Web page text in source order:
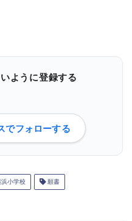
ように登録する
でフォローする
小学校 願書